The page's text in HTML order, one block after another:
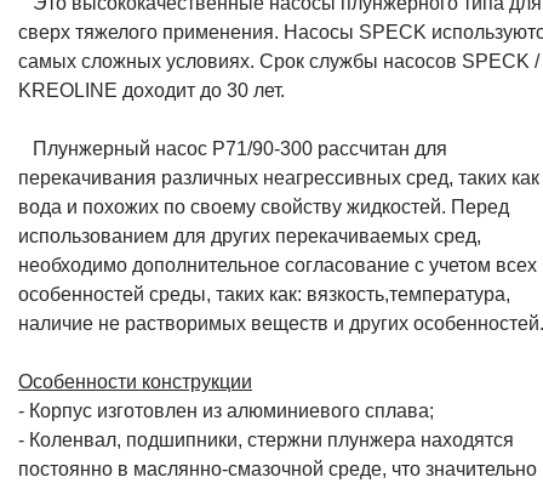
сверх тяжелого применения. Насосы SPECK
самых сложных условиях. Срок службы насосов SPECK /
KREOLINE доходит до 30 лет.
Плунжерный насос P71/90-300 рассчитан для
перекачивания различных неагрессивных сред, таких как
вода и похожих по своему свойству жидкостей. Перед
использованием для других перекачиваемых сред,
необходимо дополнительное согласование с учетом всех
особенностей среды, таких как: вязкость,температура,
наличие не растворимых веществ и других особенностей.
Особенности конструкции
- Корпус изготовлен из алюминиевого сплава;
- Коленвал, подшипники, стержни плунжера находятся
постоянно в маслянно-смазочной среде, что значительно